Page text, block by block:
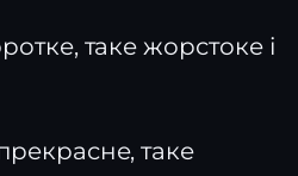
таке жорстоке і
таке